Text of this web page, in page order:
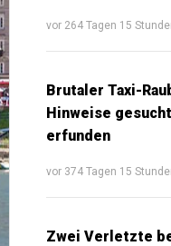
vor 264 Tagen 15
Brutaler Taxi-
Hinweise
erfunden
vor 374 Tagen 15
Zwei Verletzte